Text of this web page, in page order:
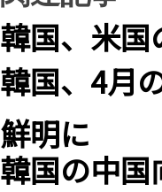
韓国、米
韓国、4月
鮮明に
韓国の中